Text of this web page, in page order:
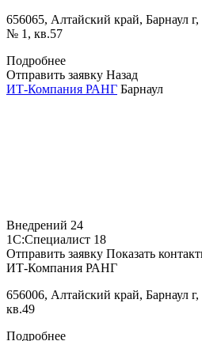
656065, Алтайский край, Барнаул
№ 1, кв.57
Подробнее
Отправить заявку Назад
ИТ-Компания РАНГ Барнаул
Внедрений 24
1С:Специалист 18
Отправить заявку Показать
ИТ-Компания РАНГ
656006, Алтайский край, Барнаул
кв.49
Подробнее